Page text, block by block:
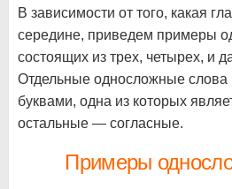
В зависимости от того, какая
середине, приведем примеры
состоящих из трех, четырех, и
Отдельные односложные
буквами, одна из которых
остальные — согласные.
Примеры